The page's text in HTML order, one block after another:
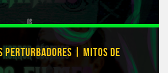
| MITOS DE